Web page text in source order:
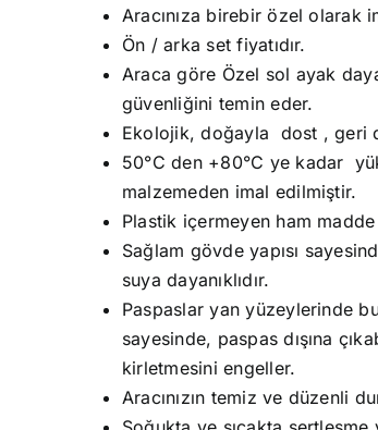
Aracınıza birebir özel olarak
Ön / arka set fiyatıdır.
Araca göre Özel sol ayak
güvenliğini temin eder.
Ekolojik, doğayla dost , geri
50°C den +80°C ye kadar
malzemeden imal edilmiştir.
Plastik içermeyen ham
Sağlam gövde yapısı
suya dayanıklıdır.
Paspaslar yan yüzeylerinde
sayesinde, paspas dışına
kirletmesini engeller.
Aracınızın temiz ve düzenli